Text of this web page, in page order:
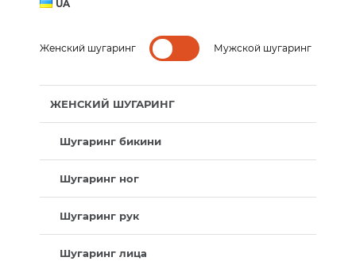
UA
Женский шугаринг Мужской шугаринг
ЖЕНСКИЙ ШУГАРИНГ
Шугаринг бикини
Шугаринг ног
Шугаринг рук
Шугаринг лица